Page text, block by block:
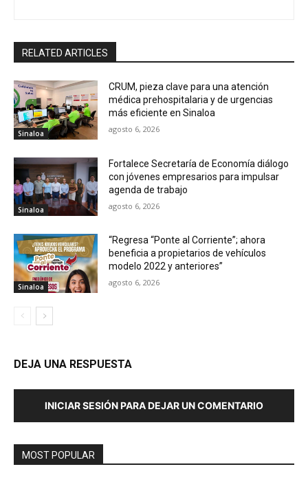
RELATED ARTICLES
Sinaloa
CRUM, pieza clave para una atención
médica prehospitalaria y de urgencias
más eficiente en Sinaloa
agosto 6, 2026
Sinaloa
Fortalece Secretaría de Economía diálogo
con jóvenes empresarios para impulsar
agenda de trabajo
agosto 6, 2026
Sinaloa
“Regresa “Ponte al Corriente”; ahora
beneficia a propietarios de vehículos
modelo 2022 y anteriores”
agosto 6, 2026
DEJA UNA RESPUESTA
INICIAR SESIÓN PARA DEJAR UN COMENTARIO
MOST POPULAR